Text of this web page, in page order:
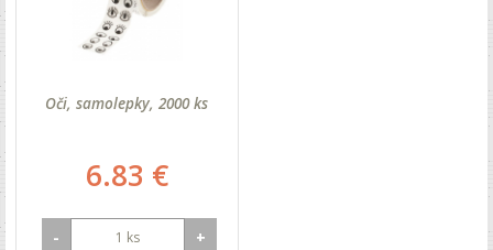
Oči, samolepky, 2000 ks
6.83 €
- +